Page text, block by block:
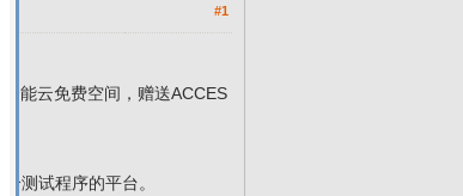
#1
能云免费空间，赠送ACCES
测试程序的平台。